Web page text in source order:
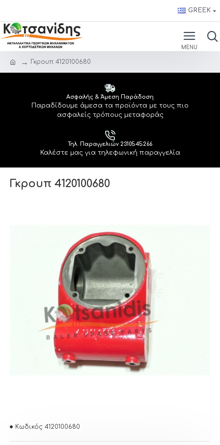
GREEK
Γκρουπ 4120100680
Ασφαλής & Άμεση Παράδοση
Παραδίδουμε άμεσα τα προϊόντα με τους πιο
ασφαλείς τρόπους μεταφοράς
Τηλ. Παραγγελιών 2310545266
Καλέστε μας για τηλεφωνική παραγγελία
Γκρουπ 4120100680
Κωδικός: 4120100680